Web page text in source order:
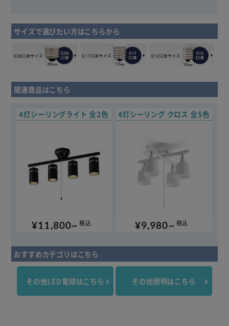
サイズで選びたい方はこちらから
関連商品はこちら
4灯シーリングライト全2色
¥11,800~ 税込
4灯シーリング クロス 全5色
¥9,980~ 税込
おすすめカテゴリはこちら
その他LED電球はこちら その他照明はこちら